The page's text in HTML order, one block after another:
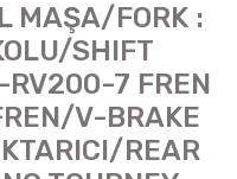
MAŞA/FORK :
SHIFT
RV200-7 FREN
V-BRAKE
REAR